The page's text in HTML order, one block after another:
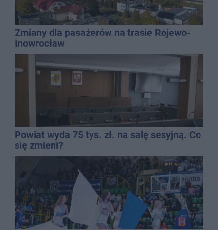
Zmiany dla pasażerów na trasie Rojewo-
Inowrocław
Powiat wyda 75 tys. zł. na salę sesyjną. Co
się zmieni?